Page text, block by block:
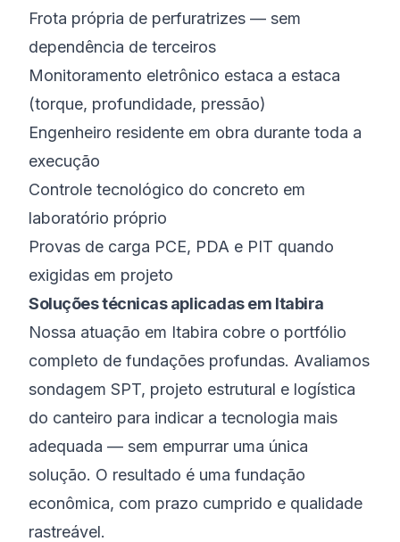
Frota própria de perfuratrizes — sem
dependência de terceiros
Monitoramento eletrônico estaca a estaca
(torque, profundidade, pressão)
Engenheiro residente em obra durante toda a
execução
Controle tecnológico do concreto em
laboratório próprio
Provas de carga PCE, PDA e PIT quando
exigidas em projeto
Soluções técnicas aplicadas em Itabira
Nossa atuação em Itabira cobre o portfólio
completo de fundações profundas. Avaliamos
sondagem SPT, projeto estrutural e logística
do canteiro para indicar a tecnologia mais
adequada — sem empurrar uma única
solução. O resultado é uma fundação
econômica, com prazo cumprido e qualidade
rastreável.